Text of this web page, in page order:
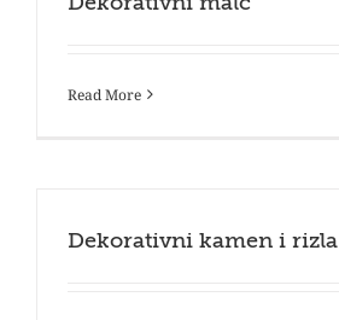
Read More
Dekorativni kamen i rizla